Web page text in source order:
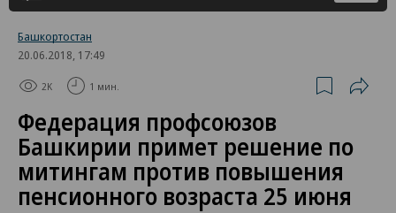
Башкортостан
20.06.2018, 17:49
2K 1 мин.
Федерация профсоюзов
Башкирии примет решение по
митингам против повышения
пенсионного возраста 25 июня